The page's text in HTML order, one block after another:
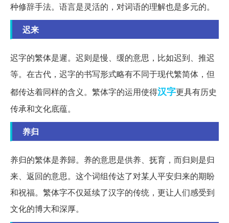
种修辞手法。语言是灵活的，对词语的理解也是多元的。
迟来
迟字的繁体是遲。迟则是慢、缓的意思，比如迟到、推迟
等。在古代，迟字的书写形式略有不同于现代繁简体，但
都传达着同样的含义。繁体字的运用使得汉字更具有历史
传承和文化底蕴。
养归
养归的繁体是养歸。养的意思是供养、抚育，而归则是归
来、返回的意思。这个词组传达了对某人平安归来的期盼
和祝福。繁体字不仅延续了汉字的传统，更让人们感受到
文化的博大和深厚。